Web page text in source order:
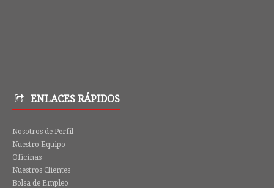
ENLACES RÁPIDOS
Nosotros de Perfil
Nuestro Equipo
Oficinas
Nuestros Clientes
Bolsa de Empleo